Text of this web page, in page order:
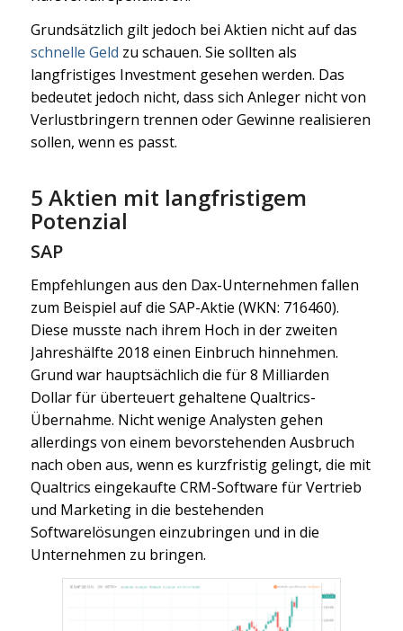
Grundsätzlich gilt jedoch bei Aktien nicht auf das
schnelle Geld zu schauen. Sie sollten als
langfristiges Investment gesehen werden. Das
bedeutet jedoch nicht, dass sich Anleger nicht von
Verlustbringern trennen oder Gewinne realisieren
sollen, wenn es passt.
5 Aktien mit langfristigem
Potenzial
SAP
Empfehlungen aus den Dax-Unternehmen fallen
zum Beispiel auf die SAP-Aktie (WKN: 716460).
Diese musste nach ihrem Hoch in der zweiten
Jahreshälfte 2018 einen Einbruch hinnehmen.
Grund war hauptsächlich die für 8 Milliarden
Dollar für überteuert gehaltene Qualtrics-
Übernahme. Nicht wenige Analysten gehen
allerdings von einem bevorstehenden Ausbruch
nach oben aus, wenn es kurzfristig gelingt, die mit
Qualtrics eingekaufte CRM-Software für Vertrieb
und Marketing in die bestehenden
Softwarelösungen einzubringen und in die
Unternehmen zu bringen.